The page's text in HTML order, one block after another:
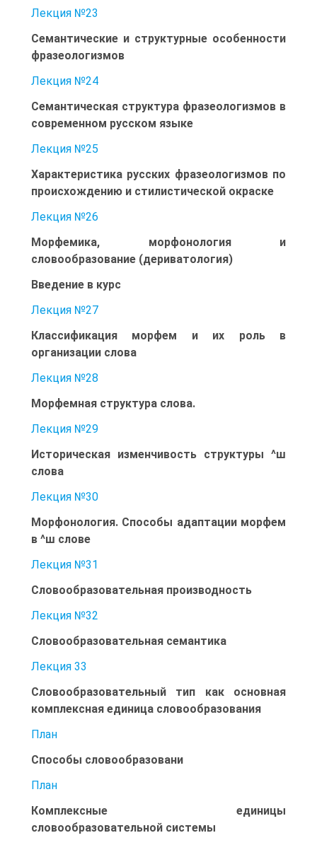
Лекция №23
Семантические и структурные особенности
фразеологизмов
Лекция №24
Семантическая структура фразеологизмов в
современном русском языке
Лекция №25
Характеристика русских фразеологизмов по
происхождению и стилистической окраске
Лекция №26
Морфемика, морфонология и
словообразование (дериватология)
Введение в курс
Лекция №27
Классификация морфем и их роль в
организации слова
Лекция №28
Морфемная структура слова.
Лекция №29
Историческая изменчивость структуры ^ш
слова
Лекция №30
Морфонология. Способы адаптации морфем
в ^ш слове
Лекция №31
Словообразовательная производность
Лекция №32
Словообразовательная семантика
Лекция 33
Словообразовательный тип как основная
комплексная единица словообразования
План
Способы словообразовани
План
Комплексные единицы
словообразовательной системы